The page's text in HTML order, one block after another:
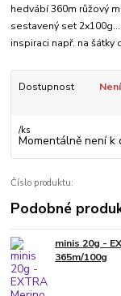
hedvábí 360m růžový
sestavený set
inspiraci např. na šátky
Dostupnost
/ks
Momentálně není k
Číslo produktu:
Podobné
minis 20g -
365m/100g